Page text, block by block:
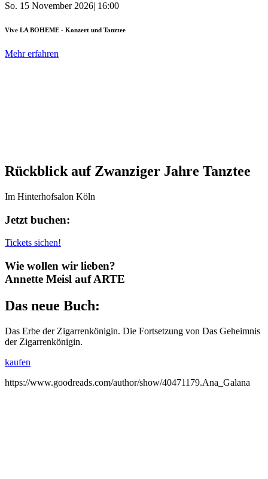
So. 15 November 2026| 16:00
Vive LA BOHEME - Konzert und Tanztee
Mehr erfahren
Rückblick auf Zwanziger Jahre Tanztee
Im Hinterhofsalon Köln
Jetzt buchen:
Tickets sichen!
Wie wollen wir lieben?
Annette Meisl auf ARTE
Das neue Buch:
Das Erbe der Zigarrenkönigin. Die Fortsetzung von Das Geheimnis
der Zigarrenkönigin.
kaufen
https://www.goodreads.com/author/show/40471179.Ana_Galana